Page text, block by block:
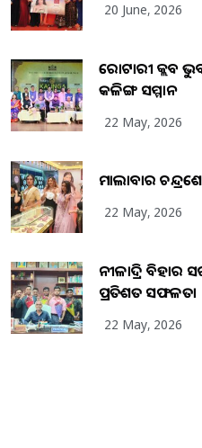
20 June, 2026
ରୋଟାରୀ କ୍ଲବ
କଳିଙ୍ଗ ସମ୍ମାନ
22 May, 2026
ମାଲାବାର
22 May, 2026
ନୀଳାଦ୍ରି ବିହାର
ପ୍ରତିଶତ ସଫଳତା
22 May, 2026